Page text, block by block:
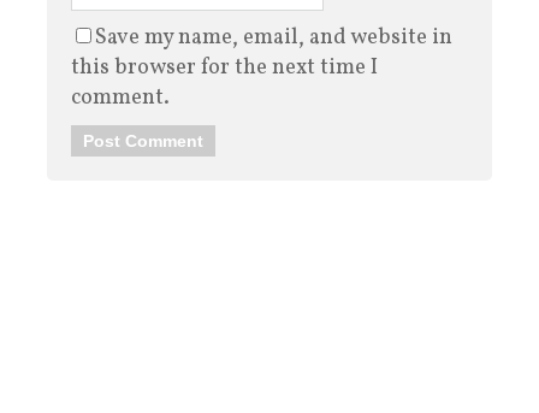
Save my name, email, and website in
this browser for the next time I
comment.